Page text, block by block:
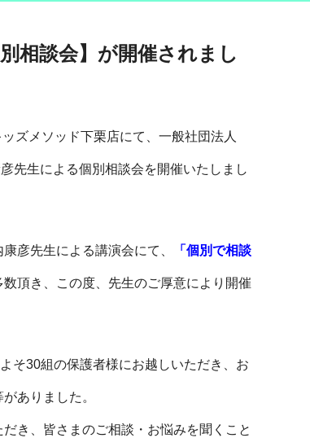
相談会】が開催されまし
ズメソッド下栗店にて、一般社団法人
先生による個別相談会を開催いたしまし
彦先生による講演会にて、 「個別で相談
数頂き、この度、先生のご厚意により開催
そ30組の保護者様にお越しいただき、お
ありました。
き、皆さまのご相談・お悩みを聞くこと